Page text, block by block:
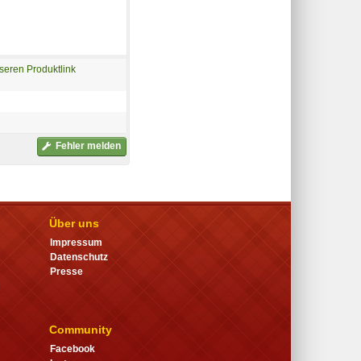
Produktlink
Fehler melden
Über uns
Impressum
Datenschutz
Presse
Community
Facebook